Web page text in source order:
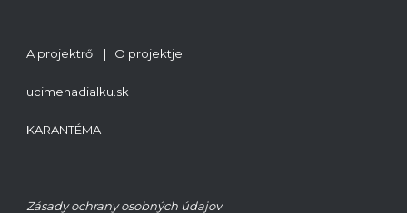
A projektről | O projektje
ucimenadialku.sk
KARANTÉMA
Zásady ochrany osobných údajov